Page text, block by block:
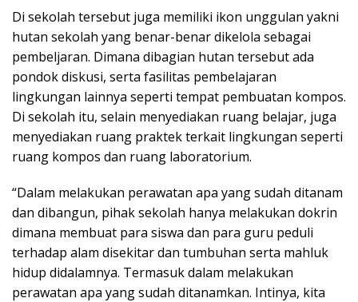
Di sekolah tersebut juga memiliki ikon unggulan yakni
hutan sekolah yang benar-benar dikelola sebagai
pembeljaran. Dimana dibagian hutan tersebut ada
pondok diskusi, serta fasilitas pembelajaran
lingkungan lainnya seperti tempat pembuatan kompos.
Di sekolah itu, selain menyediakan ruang belajar, juga
menyediakan ruang praktek terkait lingkungan seperti
ruang kompos dan ruang laboratorium.
“Dalam melakukan perawatan apa yang sudah ditanam
dan dibangun, pihak sekolah hanya melakukan dokrin
dimana membuat para siswa dan para guru peduli
terhadap alam disekitar dan tumbuhan serta mahluk
hidup didalamnya. Termasuk dalam melakukan
perawatan apa yang sudah ditanamkan. Intinya, kita